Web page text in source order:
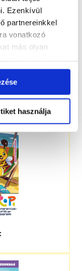
Ezenkívül
partnereinkkel
vonatkozó
más olyan
gyűjtöttek.
használja